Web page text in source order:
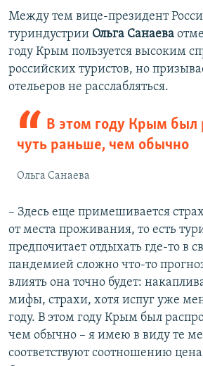
Между тем вице-президент
туриндустрии Ольга Санаева
году Крым пользуется высоким
российских туристов, но
отельеров не расслабляться.
В этом году Крым был
чуть раньше, чем обычно
Ольга Санаева
– Здесь еще примешивается
от места проживания, то есть
предпочитает отдыхать где-то в
пандемией сложно что-то
влиять она точно будет:
мифы, страхи, хотя испуг уже
году. В этом году Крым был
чем обычно – я имею в виду те
соответствуют соотношению